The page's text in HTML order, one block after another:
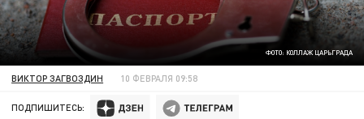
ФОТО: КОЛЛАЖ ЦАРЬГРАДА
ВИКТОР ЗАГВОЗДИН 10 ФЕВРАЛЯ 09:58
ПОДПИШИТЕСЬ: